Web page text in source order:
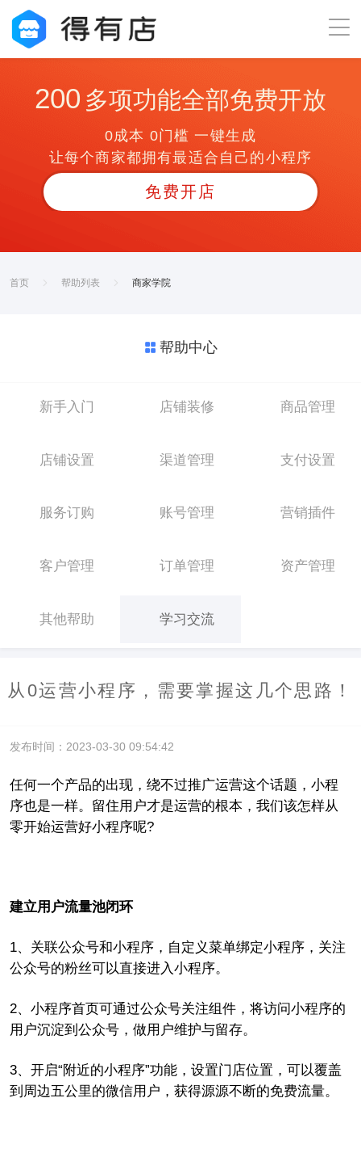
200 多项功能全部免费开放
0成本 0门槛 一键生成
让每个商家都拥有最适合自己的小程序
免费开店
首页 帮助列表 商家学院
帮助中心
新手入门 店铺装修 商品管理
店铺设置 渠道管理 支付设置
服务订购 账号管理 营销插件
客户管理 订单管理 资产管理
其他帮助 学习交流
从0运营小程序，需要掌握这几个思路！
发布时间：2023-03-30 09:54:42
任何一个产品的出现，绕不过推广运营这个话题，小程
序也是一样。留住用户才是运营的根本，我们该怎样从
零开始运营好小程序呢?
建立用户流量池闭环
1、关联公众号和小程序，自定义菜单绑定小程序，关注
公众号的粉丝可以直接进入小程序。
2、小程序首页可通过公众号关注组件，将访问小程序的
用户沉淀到公众号，做用户维护与留存。
3、开启“附近的小程序”功能，设置门店位置，可以覆盖
到周边五公里的微信用户，获得源源不断的免费流量。